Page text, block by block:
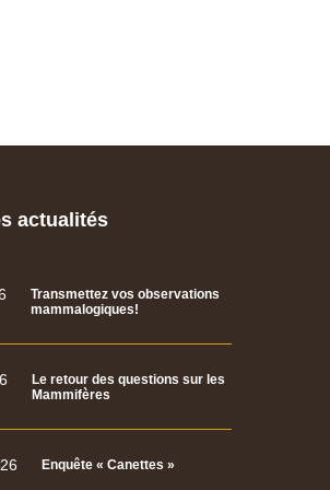
actualités
Transmettez vos observations
mammalogiques!
Le retour des questions sur les
Mammifères
Enquête « Canettes »